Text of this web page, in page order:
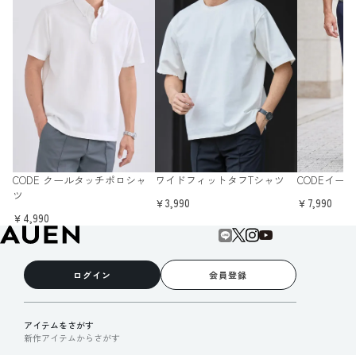
CODE クールタッチポロシャ
ツ
￥4,990
ワイドフィットタフTシャツ
￥3,990
CODEイー
￥7,990
ログイン 会員登録
アイテムをさがす
新作アイテムからさがす